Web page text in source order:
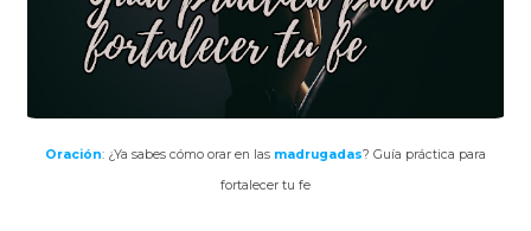
Oración: ¿Ya sabes cómo orar en las madrugadas? Guía práctica para
fortalecer tu fe